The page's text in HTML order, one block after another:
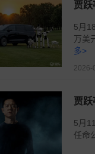
贾
5月
万美
多>
2026-
贾
5月
任命